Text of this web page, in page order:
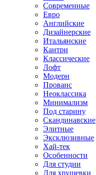
Современные
Евро
Английские
Дизайнерские
Итальянские
Кантри
Классические
Лофт
Модерн
Прованс
Неоклассика
Минимализм
Под старину
Скандинавские
Элитные
Эксклюзивные
Хай-тек
Особенности
Для студии
Для хрущевки